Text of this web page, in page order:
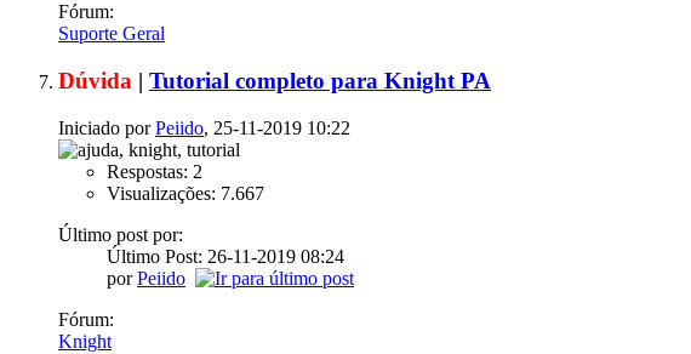
Fórum:
Suporte Geral
Dúvida | Tutorial completo para Knight PA
Iniciado porPeiido, 25-11-2019 10:22
Respostas: 2
Visualizações: 7.667
Último post por:
Último Post: 26-11-2019 08:24
porPeiido
Fórum:
Knight